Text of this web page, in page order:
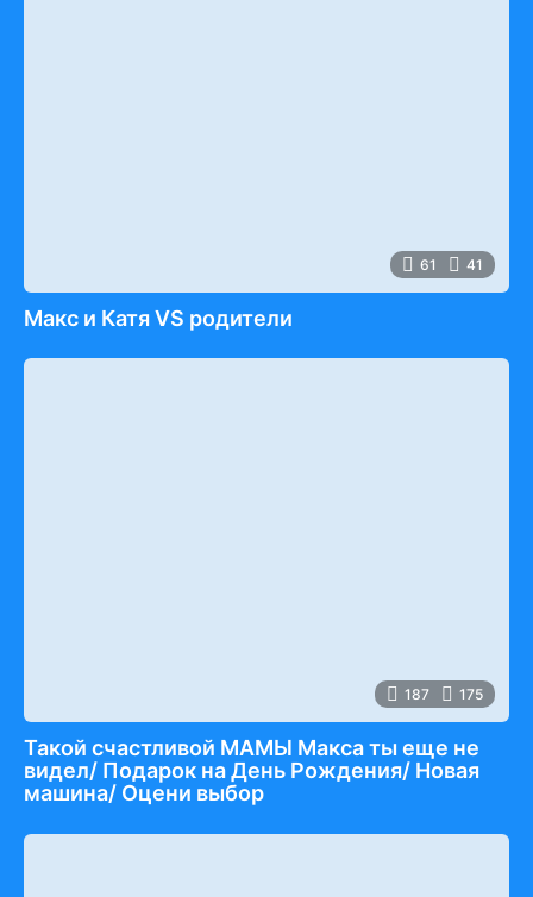
61 41
Макс и Катя VS родители
187 175
Такой счастливой МАМЫ Макса ты еще не
видел/ Подарок на День Рождения/ Новая
машина/ Оцени выбор